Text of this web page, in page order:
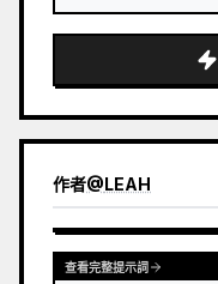
作者@LEAH
查看完整提示詞